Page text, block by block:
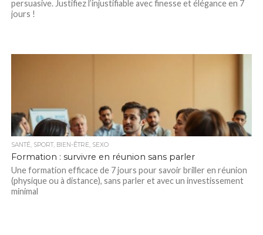
persuasive. Justifiez l’injustifiable avec finesse et élégance en 7
jours !
SANTÉ, SPORT, BIEN-ÊTRE, SEXO
Formation : survivre en réunion sans parler
Une formation efficace de 7 jours pour savoir briller en réunion
(physique ou à distance), sans parler et avec un investissement
minimal